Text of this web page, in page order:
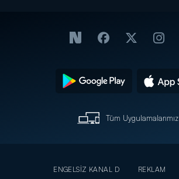
Tüm Uygulamalarımız
ENGELSİZ KANAL D REKLAM